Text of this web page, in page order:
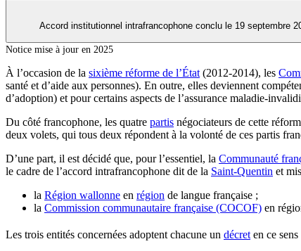
Accord institutionnel intrafrancophone conclu le 19 septembre
Notice mise à jour en 2025
À l’occasion de la sixième réforme de l’État (2012-2014), les
santé et d’aide aux personnes). En outre, elles deviennent
d’adoption) et pour certains aspects de l’assurance maladie-
Du côté francophone, les quatre partis négociateurs de cette
deux volets, qui tous deux répondent à la volonté de ces partis
D’une part, il est décidé que, pour l’essentiel, la Communauté
le cadre de l’accord intrafrancophone dit de la Saint-Quentin et
la Région wallonne en région de langue française ;
la Commission communautaire française (COCOF) en
Les trois entités concernées adoptent chacune un décret en ce